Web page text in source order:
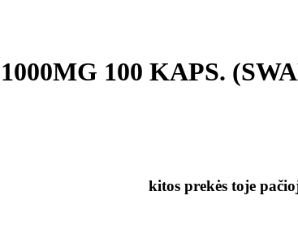
100 KAPS.
kitos prekės toje